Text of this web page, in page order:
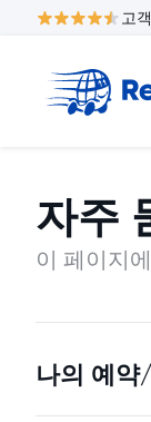
고
자주
이 페이지
나의 예